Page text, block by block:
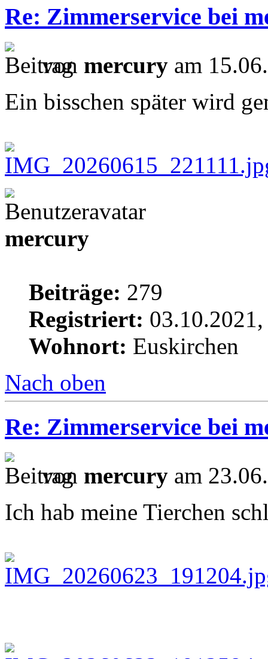
Re: Zimmerservice bei
von mercury am
Ein bisschen später wird
mercury
Beiträge: 279
Registriert:
Wohnort: Euskirchen
Nach oben
Re: Zimmerservice bei
von mercury am
Ich hab meine Tierchen